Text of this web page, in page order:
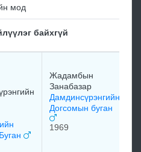
мод
байхгүй
Жадамбын
Занабазар
Дамдинсүрэнгийн
Догсомын буган
1969